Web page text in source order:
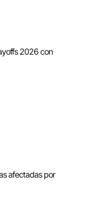
2026 con
afectadas por